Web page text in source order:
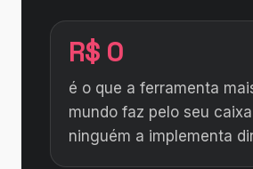
R$ 0
é o que a ferramenta
mundo faz pelo seu
ninguém a implementa